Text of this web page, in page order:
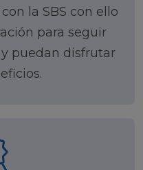
la SBS con ello
para seguir
y puedan disfrutar